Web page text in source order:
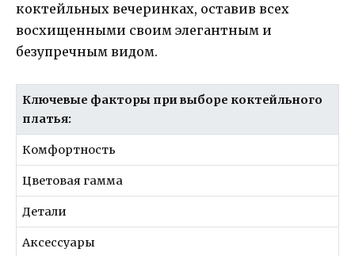
коктейльных вечеринках, оставив всех
восхищенными своим элегантным и
безупречным видом.
Ключевые факторы при выборе коктейльного
платья:
Комфортность
Цветовая гамма
Детали
Аксессуары